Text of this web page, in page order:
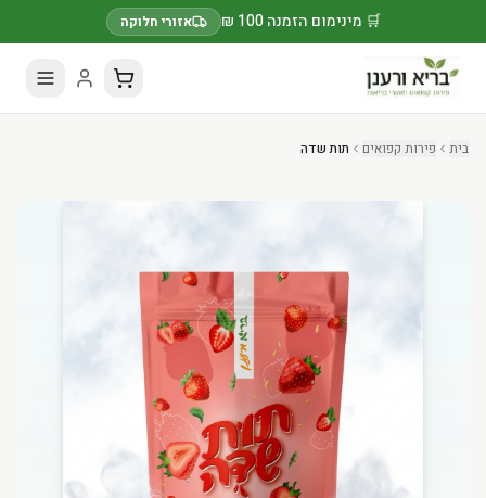
🛒 מינימום הזמנה 100 ₪ אזורי חלוקה
בית פירות קפואים תות שדה